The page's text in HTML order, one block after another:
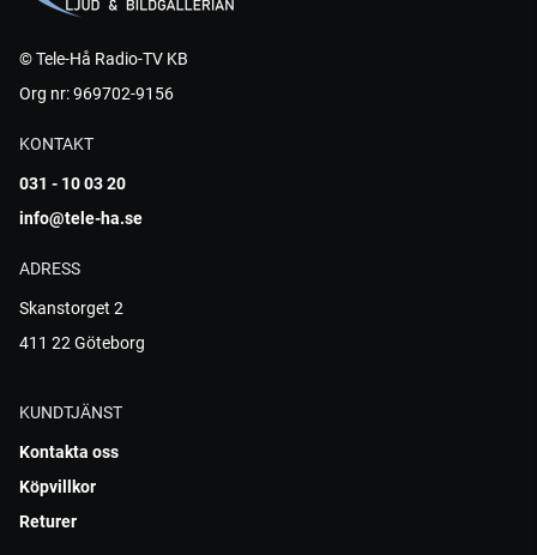
© Tele-Hå Radio-TV KB
Org nr: 969702-9156
KONTAKT
031 - 10 03 20
info@tele-ha.se
ADRESS
Skanstorget 2
411 22 Göteborg
KUNDTJÄNST
Kontakta oss
Köpvillkor
Returer